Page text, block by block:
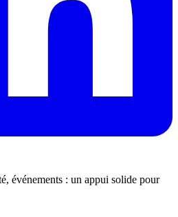
événements : un appui solide pour